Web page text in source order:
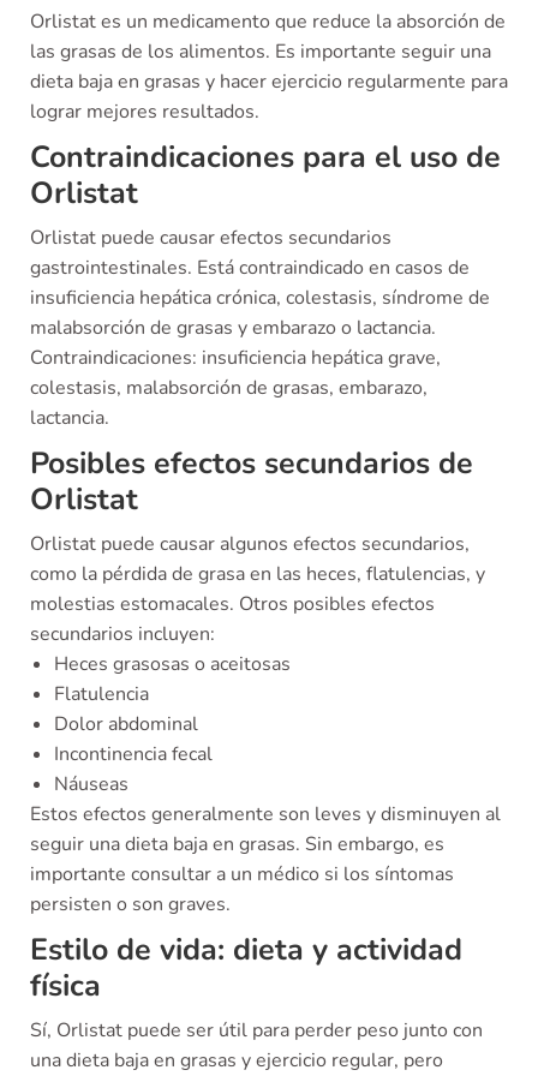
Orlistat es un medicamento que reduce la absorción de
las grasas de los alimentos. Es importante seguir una
dieta baja en grasas y hacer ejercicio regularmente para
lograr mejores resultados.
Contraindicaciones para el uso de
Orlistat
Orlistat puede causar efectos secundarios
gastrointestinales. Está contraindicado en casos de
insuficiencia hepática crónica, colestasis, síndrome de
malabsorción de grasas y embarazo o lactancia.
Contraindicaciones: insuficiencia hepática grave,
colestasis, malabsorción de grasas, embarazo,
lactancia.
Posibles efectos secundarios de
Orlistat
Orlistat puede causar algunos efectos secundarios,
como la pérdida de grasa en las heces, flatulencias, y
molestias estomacales. Otros posibles efectos
secundarios incluyen:
Heces grasosas o aceitosas
Flatulencia
Dolor abdominal
Incontinencia fecal
Náuseas
Estos efectos generalmente son leves y disminuyen al
seguir una dieta baja en grasas. Sin embargo, es
importante consultar a un médico si los síntomas
persisten o son graves.
Estilo de vida: dieta y actividad
física
Sí, Orlistat puede ser útil para perder peso junto con
una dieta baja en grasas y ejercicio regular, pero